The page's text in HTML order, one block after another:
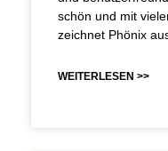
schön und mit
zeichnet Phönix
WEITERLESEN >>